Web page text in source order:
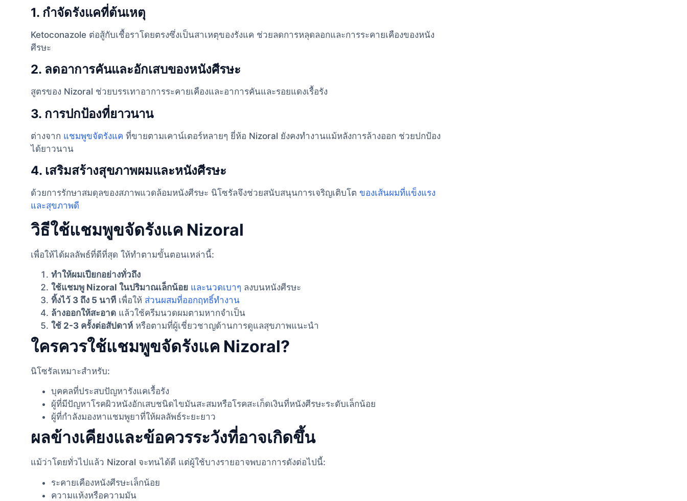
1. กำจัดรังแคที่ต้นเหตุ
Ketoconazole ต่อสู้กับเชื้อราโดยตรงซึ่งเป็นสาเหตุของรังแค ช่วยลดการหลุดลอกและการระคายเคืองของหนัง
ศีรษะ
2. ลดอาการคันและอักเสบของหนังศีรษะ
สูตรของ Nizoral ช่วยบรรเทาอาการระคายเคืองและอาการคันและรอยแดงเรื้อรัง
3. การปกป้องที่ยาวนาน
ต่างจาก แชมพูขจัดรังแค ที่ขายตามเคาน์เตอร์หลายๆ ยี่ห้อ Nizoral ยังคงทำงานแม้หลังการล้างออก ช่วยปกป้อง
ได้ยาวนาน
4. เสริมสร้างสุขภาพผมและหนังศีรษะ
ด้วยการรักษาสมดุลของสภาพแวดล้อมหนังศีรษะ นิโซรัลจึงช่วยสนับสนุนการเจริญเติบโต ของเส้นผมที่แข็งแรง
และสุขภาพดี
วิธีใช้แชมพูขจัดรังแค Nizoral
เพื่อให้ได้ผลลัพธ์ที่ดีที่สุด ให้ทำตามขั้นตอนเหล่านี้:
ทำให้ผมเปียกอย่างทั่วถึง
ใช้แชมพู Nizoral ในปริมาณเล็กน้อย และนวดเบาๆ ลงบนหนังศีรษะ
ทิ้งไว้ 3 ถึง 5 นาที เพื่อให้ ส่วนผสมที่ออกฤทธิ์ทำงาน
ล้างออกให้สะอาด แล้วใช้ครีมนวดผมตามหากจำเป็น
ใช้ 2-3 ครั้งต่อสัปดาห์ หรือตามที่ผู้เชี่ยวชาญด้านการดูแลสุขภาพแนะนำ
ใครควรใช้แชมพูขจัดรังแค Nizoral?
นิโซรัลเหมาะสำหรับ:
บุคคลที่ประสบปัญหารังแคเรื้อรัง
ผู้ที่มีปัญหาโรคผิวหนังอักเสบชนิดไขมันสะสมหรือโรคสะเก็ดเงินที่หนังศีรษะระดับเล็กน้อย
ผู้ที่กำลังมองหาแชมพูยาที่ให้ผลลัพธ์ระยะยาว
ผลข้างเคียงและข้อควรระวังที่อาจเกิดขึ้น
แม้ว่าโดยทั่วไปแล้ว Nizoral จะทนได้ดี แต่ผู้ใช้บางรายอาจพบอาการดังต่อไปนี้:
ระคายเคืองหนังศีรษะเล็กน้อย
ความแห้งหรือความมัน